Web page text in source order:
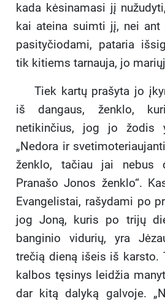
kada kėsinamasi jį
kai ateina suimti jį, nei ant
pasityčiodami, pataria
tik kitiems tarnauja, jo
Tiek kartų prašyta jo
iš dangaus, ženklo,
netikinčius, jog jo žodis
„Nedora ir
ženklo, tačiau jai nebus
Pranašo Jonos ženklo“.
Evangelistai, rašydami po
jog Joną, kuris po trijų
banginio vidurių, yra
trečią dieną išeis iš karsto.
kalbos tęsinys leidžia
dar kitą dalyką galvoje.